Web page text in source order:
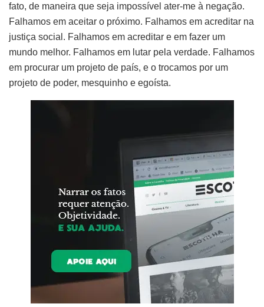
fato, de maneira que seja impossível ater-me à negação.
Falhamos em aceitar o próximo. Falhamos em acreditar na
justiça social. Falhamos em acreditar e em fazer um
mundo melhor. Falhamos em lutar pela verdade. Falhamos
em procurar um projeto de país, e o trocamos por um
projeto de poder, mesquinho e egoísta.